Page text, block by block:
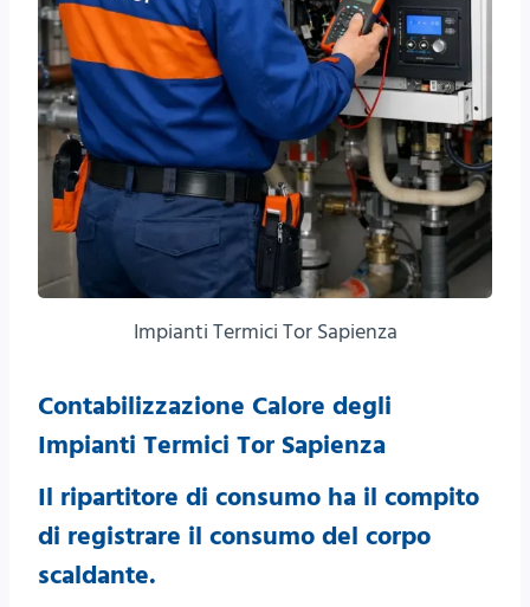
Impianti Termici Tor Sapienza
Contabilizzazione Calore degli
Impianti Termici Tor Sapienza
Il ripartitore di consumo ha il compito
di registrare il consumo del corpo
scaldante.